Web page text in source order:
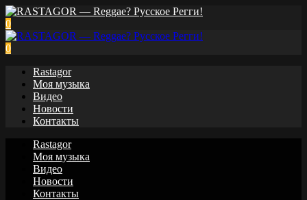
0
0
Rastagor
Моя музыка
Видео
Новости
Контакты
Rastagor
Моя музыка
Видео
Новости
Контакты